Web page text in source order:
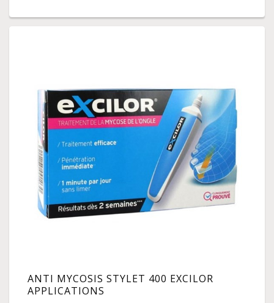
ANTI MYCOSIS STYLET 400 EXCILOR
APPLICATIONS